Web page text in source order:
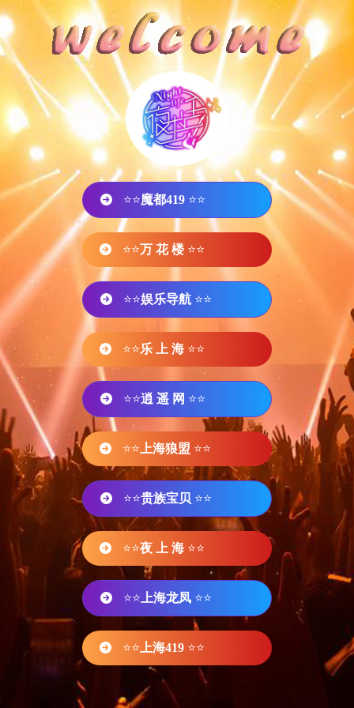
⭐⭐魔都419 ⭐⭐
⭐⭐万 花 楼 ⭐⭐
⭐⭐娱乐导航 ⭐⭐
⭐⭐乐 上 海 ⭐⭐
⭐⭐逍 遥 网 ⭐⭐
⭐⭐ 上海狼盟 ⭐⭐
⭐⭐贵族宝贝 ⭐⭐
⭐⭐夜 上 海 ⭐⭐
⭐⭐ 上海龙凤 ⭐⭐
⭐⭐ 上海419 ⭐⭐